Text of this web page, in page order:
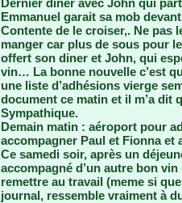
Dernier diner avec John qui
Emmanuel garait sa mob
Contente de le croiser,. Ne pas
manger car plus de sous pour
offert son diner et John, qui
vin… La bonne nouvelle c’est
une liste d’adhésions vierge
document ce matin et il m’a dit
Sympathique.
Demain matin : aéroport pour
accompagner Paul et Fionna et
Ce samedi soir, après un
accompagné d’un autre bon
remettre au travail (meme si
journal, ressemble vraiment à